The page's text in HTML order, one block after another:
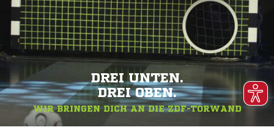
DREI UNTEN.
DREI OBEN.
WIR BRINGEN DICH AN DIE ZDF-TORWAND